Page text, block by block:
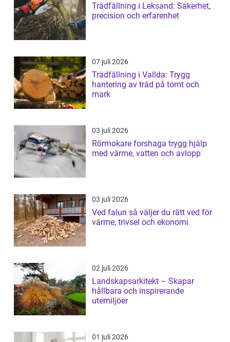
Trädfällning i Leksand: Säkerhet,
precision och erfarenhet
07 juli 2026
Trädfällning i Vallda: Trygg
hantering av träd på tomt och
mark
03 juli 2026
Rörmokare forshaga trygg hjälp
med värme, vatten och avlopp
03 juli 2026
Ved falun så väljer du rätt ved för
värme, trivsel och ekonomi
02 juli 2026
Landskapsarkitekt – Skapar
hållbara och inspirerande
utemiljöer
01 juli 2026